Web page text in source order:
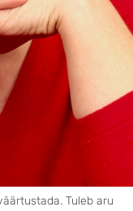
Tuleb aru